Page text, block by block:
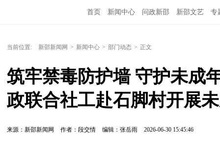
首页 新闻中心 问政新邵 新邵文艺 专
当前位置: 新邵新闻网 > 新闻中心 > 部门动态 > 正文
筑牢禁毒防护墙 守护未
政联合社工赴石脚村开展
来源：新邵新闻网 作者：段交情 编辑：张岳雨 2026-06-30 15:45:46